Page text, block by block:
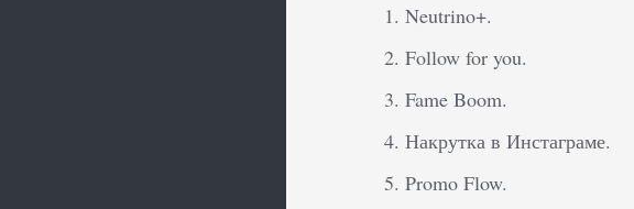
Neutrino+.
Follow for you.
Fame Boom.
Накрутка в Инстаграме.
Promo Flow.